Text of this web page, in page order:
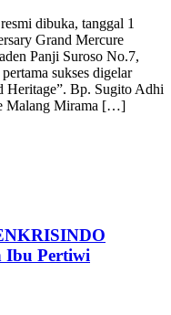
dibuka, tanggal 1
Grand Mercure
Panji Suroso No.7,
sukses digelar
Heritage”. Bp. Sugito Adhi
Malang Mirama […]
Ibu Pertiwi